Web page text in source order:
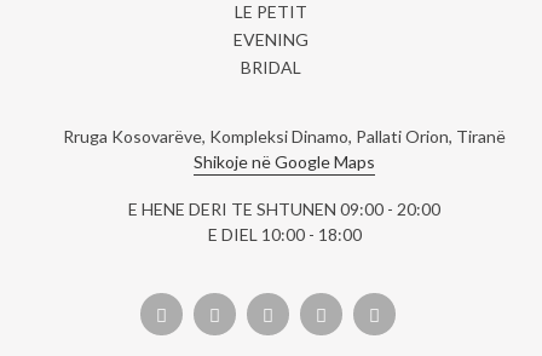
LE PETIT
EVENING
BRIDAL
Rruga Kosovarëve, Kompleksi Dinamo, Pallati Orion, Tiranë
Shikoje në Google Maps
E HENE DERI TE SHTUNEN 09:00 - 20:00
E DIEL 10:00 - 18:00